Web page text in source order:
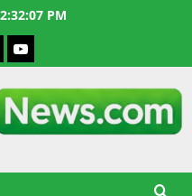
2:32:08 PM
YouTube